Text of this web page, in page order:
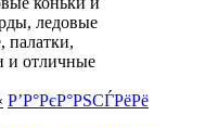
ледовые
палатки,
и отличные
Р’Р°РєР°РЅСЃРёРё